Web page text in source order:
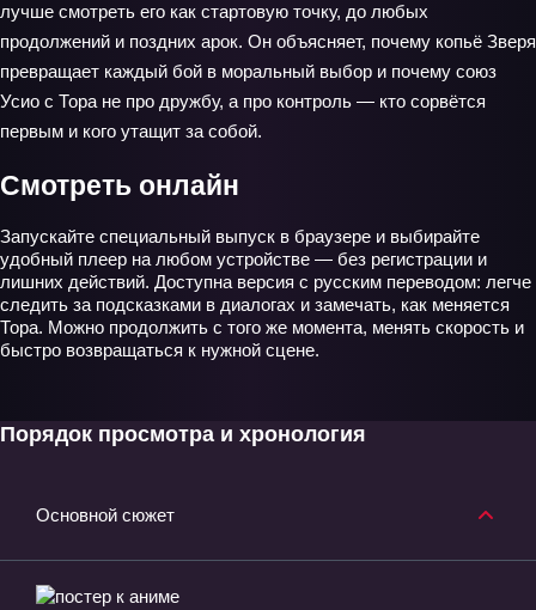
лучше смотреть его как стартовую точку, до любых
продолжений и поздних арок. Он объясняет, почему копьё Зверя
превращает каждый бой в моральный выбор и почему союз
Усио с Тора не про дружбу, а про контроль — кто сорвётся
первым и кого утащит за собой.
Смотреть онлайн
Запускайте специальный выпуск в браузере и выбирайте
удобный плеер на любом устройстве — без регистрации и
лишних действий. Доступна версия с русским переводом: легче
следить за подсказками в диалогах и замечать, как меняется
Тора. Можно продолжить с того же момента, менять скорость и
быстро возвращаться к нужной сцене.
Порядок просмотра и хронология
Основной сюжет